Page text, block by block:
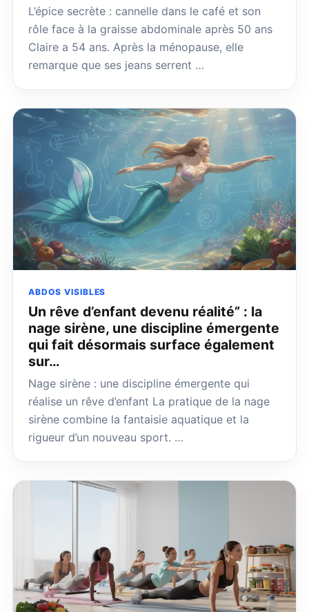
L’épice secrète : cannelle dans le café et son
rôle face à la graisse abdominale après 50 ans
Claire a 54 ans. Après la ménopause, elle
remarque que ses jeans serrent …
ABDOS VISIBLES
Un rêve d’enfant devenu réalité” : la
nage sirène, une discipline émergente
qui fait désormais surface également
sur…
Nage sirène : une discipline émergente qui
réalise un rêve d’enfant La pratique de la nage
sirène combine la fantaisie aquatique et la
rigueur d’un nouveau sport. …